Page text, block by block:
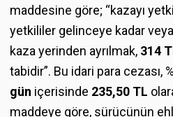
maddesine göre; “kazayı
yetkililer gelinceye kadar
kaza yerinden ayrılmak, 314
tabidir”. Bu idari para cezası,
gün içerisinde 235,50 TL
maddeye göre, sürücünün